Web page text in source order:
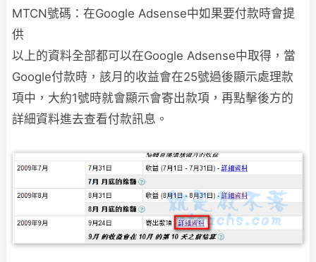
MTCN號碼：在Google Adsense中如果要付款時會提
供
以上的資料全部都可以在Google Adsense中取得，當
Google付款時，該月的收益會在25號過後顯示處理款
項中，大約1號時就會顯示會寄出款項，再點擊後方的
詳細資料進去查看付款訊息。